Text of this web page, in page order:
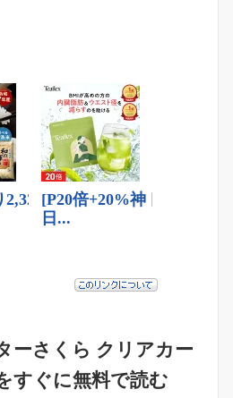
ーさくら クリアカー
すぐに無料で読む